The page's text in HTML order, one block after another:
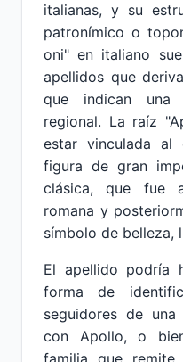
italianas, y su
patronímico o
oni" en italiano
apellidos que
que indican una
regional. La raíz
estar vinculada al
figura de gran
clásica, que fue
romana y
símbolo de belleza,
El apellido podría
forma de
seguidores de
con Apollo, o
familia que